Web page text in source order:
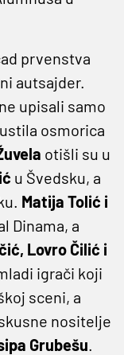
prvenstva
autsajder.
upisali samo
osmorica
otišli su u
u Švedsku, a
Matija Tolić i
Dinama, a
Lovro Čilić i
igrači koji
sceni, a
nositelje
Grubešu.